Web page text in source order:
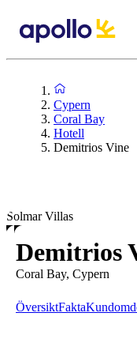
Cypern
Coral Bay
Hotell
Demitrios Vine
Solmar Villas
Demitrios
Coral Bay, Cypern
ÖversiktFakta